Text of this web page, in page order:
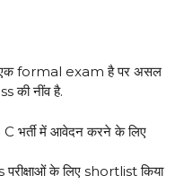
एक formal exam है पर असल
की नींव है.
भर्ती में आवेदन करने के लिए
के लिए shortlist किया